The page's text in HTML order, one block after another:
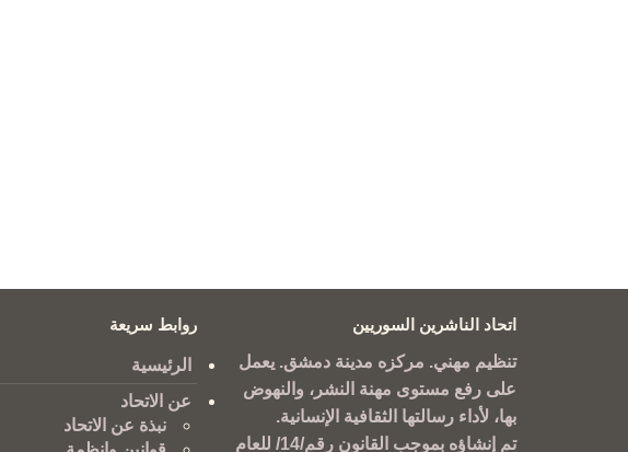
اتحاد الناشرين السوريين
تنظيم مهني. مركزه مدينة دمشق. يعمل
على رفع مستوى مهنة النشر، والنهوض
بها، لأداء رسالتها الثقافية الإنسانية.
تم إنشاؤه بموجب القانون رقم/14/ للعام
روابط سريعة
الرئيسية
عن الاتحاد
نبذة عن الاتحاد